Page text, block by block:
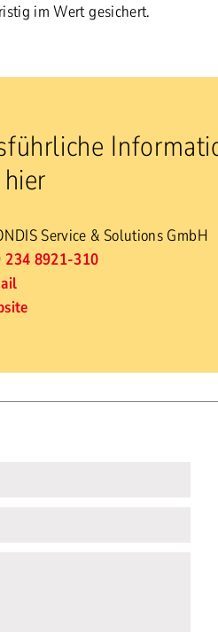
im Wert gesichert.
Service & Solutions GmbH
234 8921-310